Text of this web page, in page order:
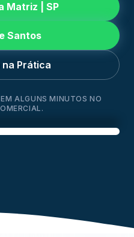
Matriz | SP
Santos
Prática
ALGUNS MINUTOS NO